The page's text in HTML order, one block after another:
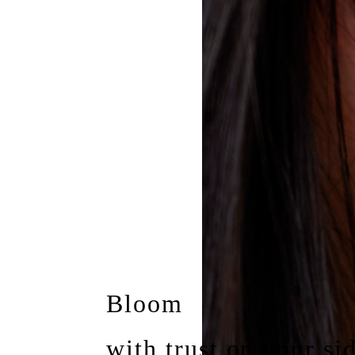
Bloom
with trust on your